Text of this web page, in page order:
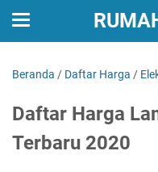
Beranda / Daftar Harga /
Daftar Harga
Terbaru 2020